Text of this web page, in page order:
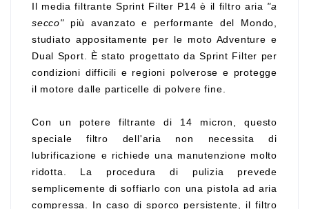
Il media filtrante Sprint Filter P14 è il filtro aria "a
secco"più avanzato e performante del Mondo,
studiato appositamente per le moto Adventure e
Dual Sport. È stato progettato da Sprint Filter per
condizioni difficili e regioni polverose e protegge
il motore dalle particelle di polvere fine.
Con un potere filtrante di 14 micron, questo
speciale filtro dell'aria non necessita di
lubrificazione e richiede una manutenzione molto
ridotta. La procedura di pulizia prevede
semplicemente di soffiarlo con una pistola ad aria
compressa. In caso di sporco persistente, il filtro